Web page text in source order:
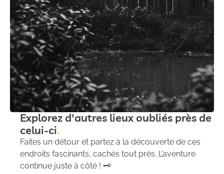
Explorez d'autres lieux oubliés près de
celui-ci
Faites un détour et partez à la découverte de ces
endroits fascinants, cachés tout près. L’aventure
continue juste à côté ! 🗝️